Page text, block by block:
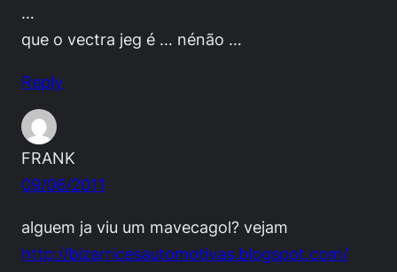
…
que o vectra jeg é … nénão …
Reply
FRANK
09/06/2011
alguem ja viu um mavecagol? vejam
http://bizarricesautomotivas.blogspot.com/